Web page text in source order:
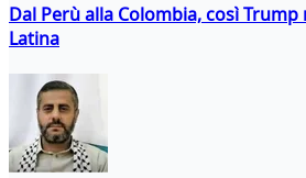
Dal Perù alla Colombia, così
Latina